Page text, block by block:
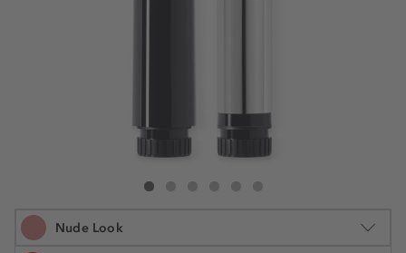
DIOR Rouge Dior The Refill Velvet Lipstick
Nude Look